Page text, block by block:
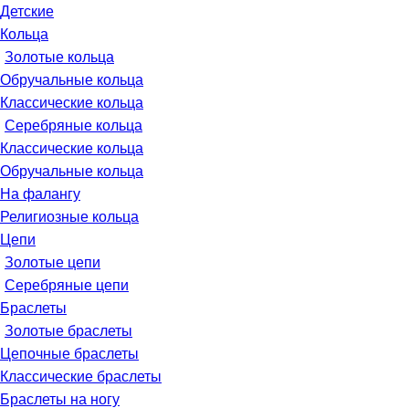
Детские
Кольца
Золотые кольца
Обручальные кольца
Классические кольца
Серебряные кольца
Классические кольца
Обручальные кольца
На фалангу
Религиозные кольца
Цепи
Золотые цепи
Серебряные цепи
Браслеты
Золотые браслеты
Цепочные браслеты
Классические браслеты
Браслеты на ногу